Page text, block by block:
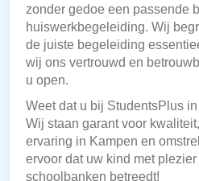
zonder gedoe een passende
huiswerkbegeleiding. Wij
de juiste begeleiding
wij ons vertrouwd en
u open.
Weet dat u bij StudentsPlus
Wij staan garant voor
ervaring in Kampen en
ervoor dat uw kind met
schoolbanken betreedt!